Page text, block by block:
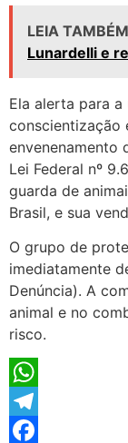
LEIA
Lunardelli e
Ela alerta para
conscientização
envenenamento
Lei Federal nº
guarda de
Brasil, e sua
O grupo de
imediatamente
Denúncia). A
animal e no
risco.
WhatsApp
Telegram